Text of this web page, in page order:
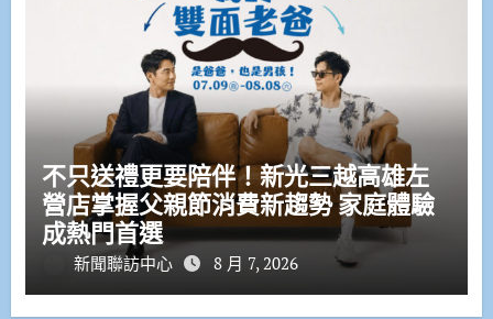
不只送禮更要陪伴！新光三越高雄左
營店掌握父親節消費新趨勢 家庭體驗
成熱門首選
新聞聯訪中心 8 月 7, 2026